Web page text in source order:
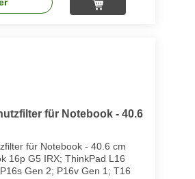
für Notebook - 40.6
für Notebook - 40.6 cm
16p G5 IRX; ThinkPad L16
Gen 2; P16v Gen 1; T16